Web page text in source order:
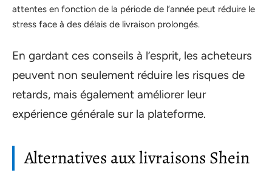
attentes en fonction de la période de l’année peut réduire le
stress face à des délais de livraison prolongés.
En gardant ces conseils à l’esprit, les acheteurs
peuvent non seulement réduire les risques de
retards, mais également améliorer leur
expérience générale sur la plateforme.
Alternatives aux livraisons Shein